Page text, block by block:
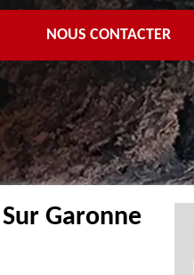
NOUS CONTACTER
Garonne